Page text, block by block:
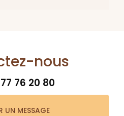
nous
76 20 80
UN MESSAGE